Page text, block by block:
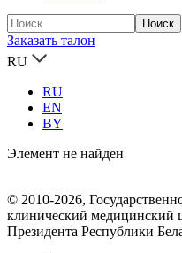
Заказать талон
RU
RU
EN
BY
Элемент не найден
© 2010-2026,
клинический медицинский
Президента Республики